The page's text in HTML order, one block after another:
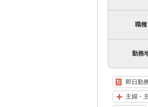
職種
勤務
即日勤
主婦・